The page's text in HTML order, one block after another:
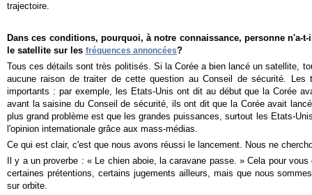
trajectoire.
Dans ces conditions, pourquoi, à notre connaissance, personne n'a-
le satellite sur les fréquences annoncées?
Tous ces détails sont très politisés. Si la Corée a bien lancé un satellite,
aucune raison de traiter de cette question au Conseil de sécurité.
importants : par exemple, les Etats-Unis ont dit au début que la Corée
avant la saisine du Conseil de sécurité, ils ont dit que la Corée avait
plus grand problème est que les grandes puissances, surtout les Etats-
l'opinion internationale grâce aux mass-médias.
Ce qui est clair, c'est que nous avons réussi le lancement. Nous ne
Il y a un proverbe : « Le chien aboie, la caravane passe. » Cela pour
certaines prétentions, certains jugements ailleurs, mais que nous
sur orbite.